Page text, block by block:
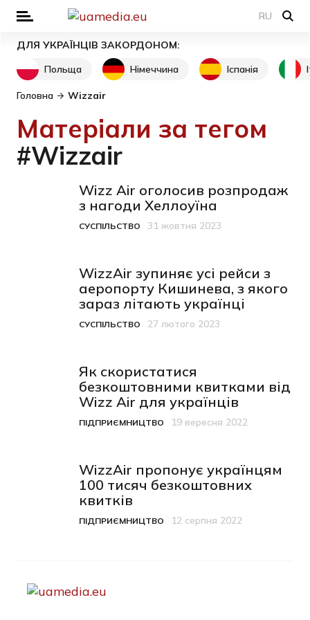
RU
ДЛЯ УКРАЇНЦІВ ЗАКОРДОНОМ:
Польща
Німеччина Іспанія
Головна Wizzair
Матеріали за тегом
#Wizzair
Wizz Air оголосив розпродаж
з нагоди Хеллоуїна
Категорія
СУСПІЛЬСТВО
Дата публікації31 жовтня 2023
WizzAir зупиняє усі рейси з
аеропорту Кишинева, з якого
зараз літають українці
Категорія
СУСПІЛЬСТВО
Дата публікації27 лютого 2023
Як скористатися
безкоштовними квитками від
Wizz Air для українців
Категорія
ПІДПРИЄМНИЦТВО
Дата публікації19 вересня 2022
WizzAir пропонує українцям
100 тисяч безкоштовних
квитків
Категорія
ПІДПРИЄМНИЦТВО
Дата публікації12 серпня 2022